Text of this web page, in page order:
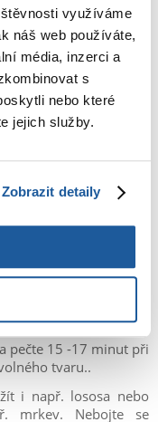
využíváme
náš web používáte,
média, inzerci a
s
nebo které
jejich služby.
Zobrazit detaily
se jim ho párkrát
takové potěšení
pro psa sami! Jak
lžíce sádla (bez
těsto.
pečte 15 -17 minut při
tvaru..
i např. lososa nebo
mrkev. Nebojte se